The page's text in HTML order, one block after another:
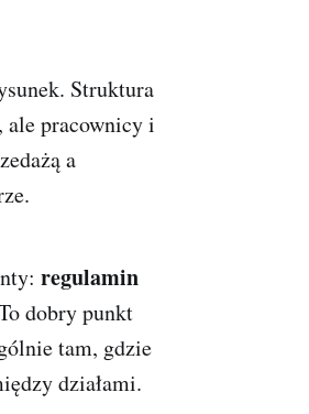
Struktura
ale pracownicy i
a
regulamin
dobry punkt
tam, gdzie
działami.